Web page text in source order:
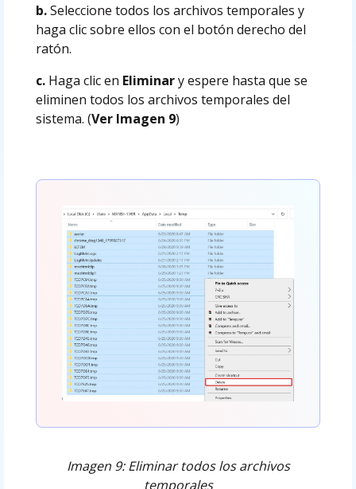
b.Seleccione todos los archivos temporales y
haga clic sobre ellos con el botón derecho del
ratón.
c. Haga clic en Eliminary espere hasta que se
eliminen todos los archivos temporales del
sistema. (Ver Imagen 9)
Imagen 9: Eliminar todos los archivos
temporales